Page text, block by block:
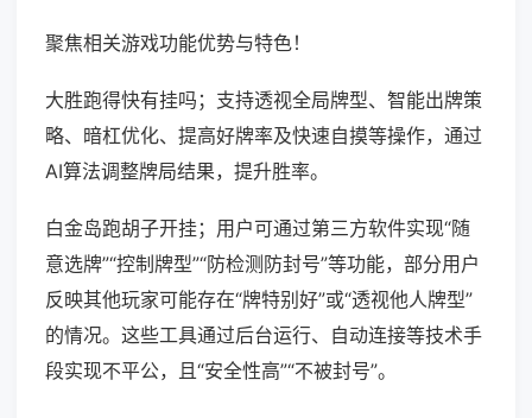
聚焦相关游戏功能优势与特色！
大胜跑得快有挂吗；支持透视全局牌型、智能出牌策
略、暗杠优化、提高好牌率及快速自摸等操作，通过
AI算法调整牌局结果，提升胜率。
白金岛跑胡子开挂；用户可通过第三方软件实现“随
意选牌”“控制牌型”“防检测防封号”等功能，部分用户
反映其他玩家可能存在“牌特别好”或“透视他人牌型”
的情况。这些工具通过后台运行、自动连接等技术手
段实现不平公，且“安全性高”“不被封号”。